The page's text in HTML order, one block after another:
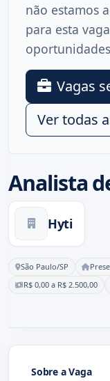
Analista
Hyti
São Paulo/SP
R$ 0,00 a R$ 2.500,00
não estamos
para esta
Vagas
Ver todas
Sobre a Vaga